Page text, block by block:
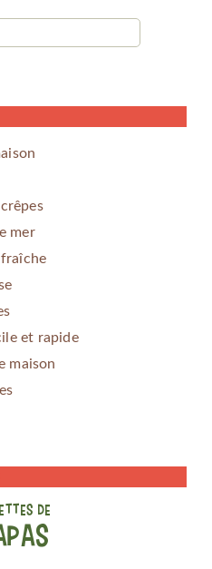
mer
fraîche
et rapide
maison
DE